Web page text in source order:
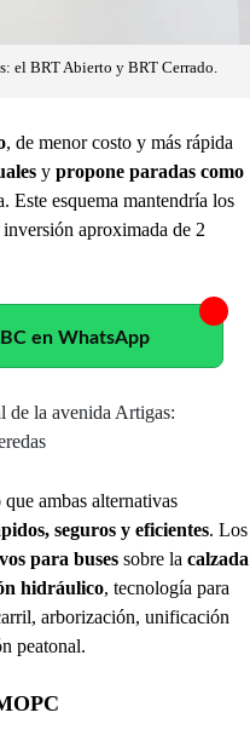
el BRT Abierto y BRT Cerrado.
, de menor costo y más rápida
y propone paradas como
Este esquema mantendría los
aproximada de 2
en WhatsApp
de la avenida Artigas:
ambas alternativas
seguros y eficientes. Los
para buses sobre la calzada
hidráulico, tecnología para
arborización, unificación
peatonal.